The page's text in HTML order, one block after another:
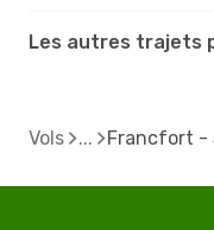
Les autres trajets
Vols Francfort -